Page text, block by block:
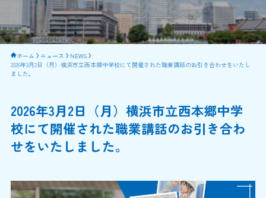
ホーム ニュース
NEWS
2026年3月2日（月）横浜市立西本郷中学校にて開催された職業講話のお引き合わせをいたし
ました。
2026年3月2日（月）横浜市立西本郷中学
校にて開催された職業講話のお引き合わ
せをいたしました。